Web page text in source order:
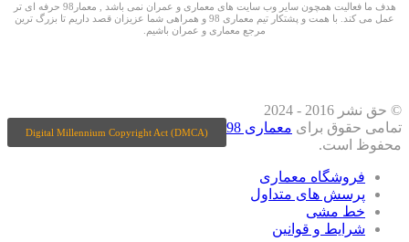
هدف ما فعالیت همچون سایر وب سایت های معماری و عمران نمی باشد , معمار98 حرفه ای تر
عمل می کند. با همت و پشتکار تیم معماری 98 و همراهی شما عزیزان قصد داریم تا بزرگ ترین
مرجع معماری و عمران باشیم.
Digital Millennium Copyright Act (DMCA)
© حق نشر 2016 - 2024
تمامی حقوق برای معماری 98
محفوظ است.
فروشگاه معماری
پرسش های متداول
خط مشی
شرایط و قوانین